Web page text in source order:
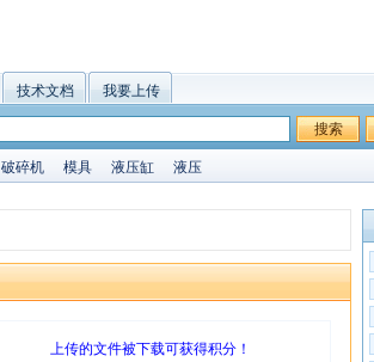
技术文档 我要上传
搜索
破碎机 模具 液压缸 液压
上传的文件被下载可获得积分！